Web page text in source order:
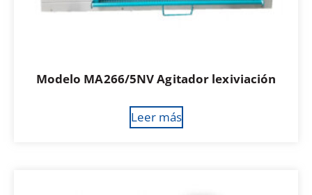
Modelo MA266/5NV Agitador lexiviación
Leer más